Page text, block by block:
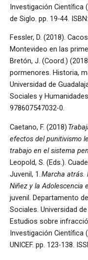
Investigación Científica
de Siglo. pp. 19-44.
Fessler, D. (2018).
Montevideo en las
Bretón, J. (Coord.)
pormenores. Historia,
Universidad de
Sociales y
978607547032-0.
Caetano, F. (2018)
efectos del punitivismo
trabajo en el sistema
Leopold, S. (Eds.).
Juvenil, 1.Marcha atrás.
Niñez y la Adolescencia
juvenil. Departamento
Sociales. Universidad
Estudios sobre
Investigación Científica
UNICEF. pp. 123-138.